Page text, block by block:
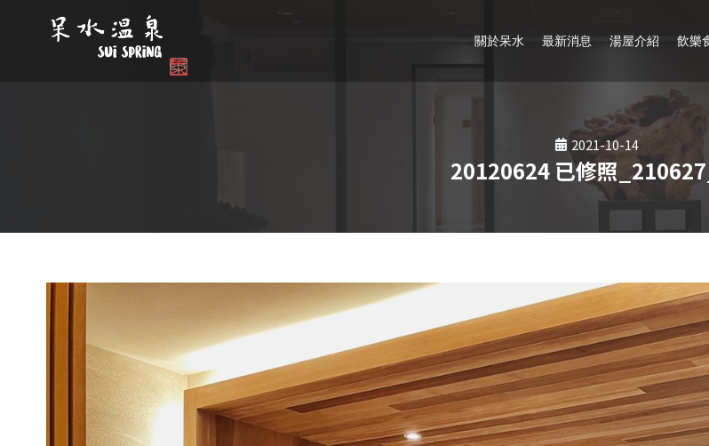
關於呆水 最新消息 湯屋介紹 飲樂
2021-10-14
20120624 已修照